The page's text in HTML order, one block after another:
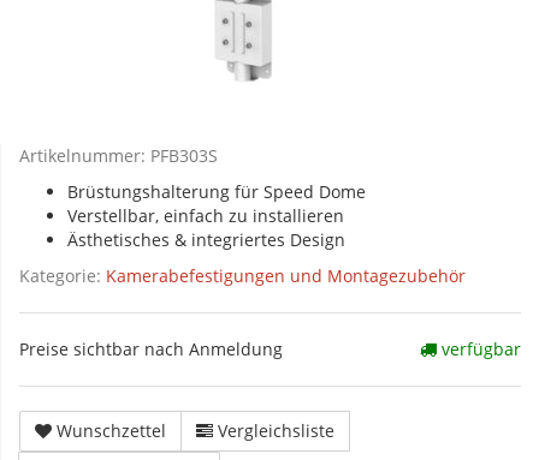
Artikelnummer: PFB303S
Brüstungshalterung für Speed Dome
Verstellbar, einfach zu installieren
Ästhetisches & integriertes Design
Kategorie: Kamerabefestigungen und Montagezubehör
Preise sichtbar nach Anmeldung verfügbar
Wunschzettel
Vergleichsliste